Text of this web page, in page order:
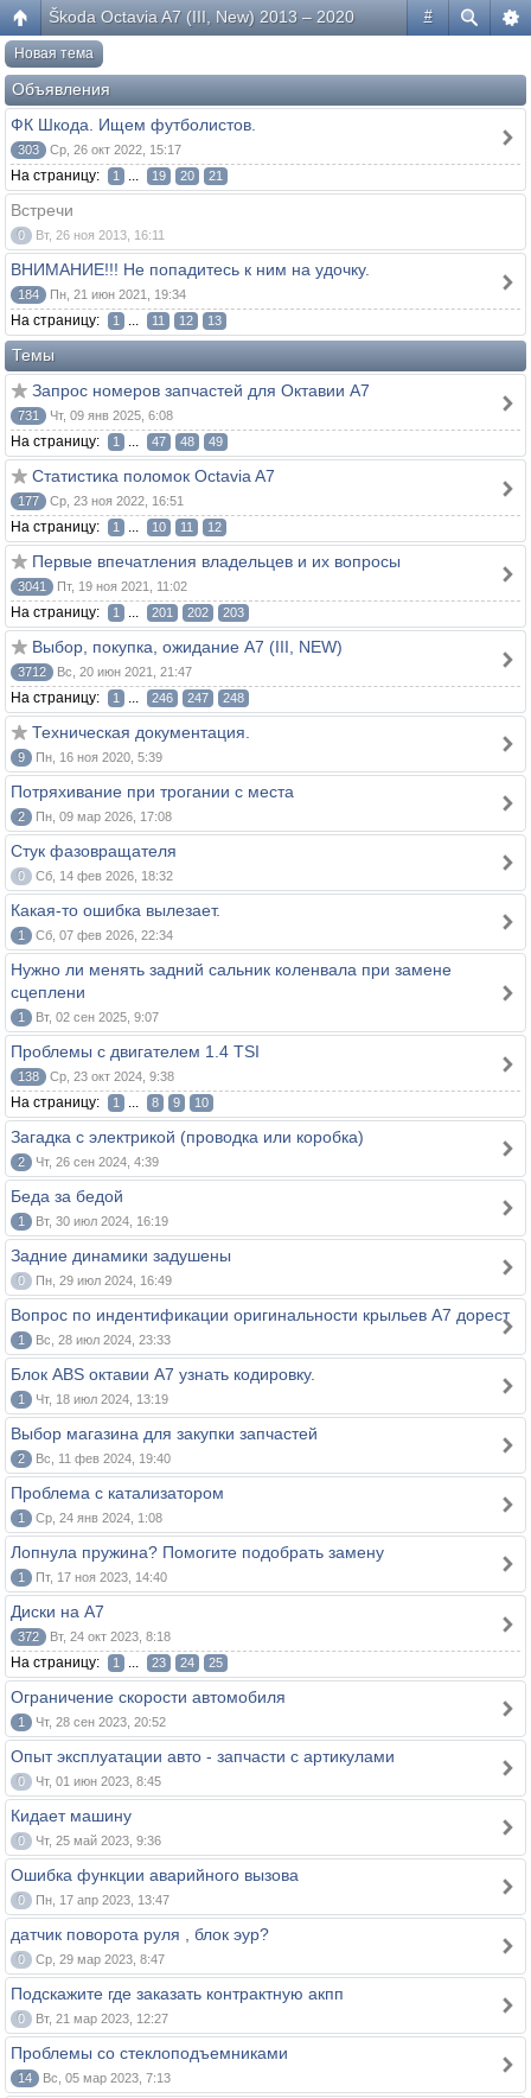
#
Škoda Octavia A7 (III, New) 2013 – 2020
Новая тема
Объявления
ФК Шкода. Ищем футболистов.
303 Ср, 26 окт 2022, 15:17
На страницу: 1 ... 19 20 21
Встречи
0 Вт, 26 ноя 2013, 16:11
ВНИМАНИЕ!!! Не попадитесь к ним на удочку.
184 Пн, 21 июн 2021, 19:34
На страницу: 1 ... 11 12 13
Темы
Запрос номеров запчастей для Октавии А7
731 Чт, 09 янв 2025, 6:08
На страницу: 1 ... 47 48 49
Статистика поломок Octavia A7
177 Ср, 23 ноя 2022, 16:51
На страницу: 1 ... 10 11 12
Первые впечатления владельцев и их вопросы
3041 Пт, 19 ноя 2021, 11:02
На страницу: 1 ... 201 202 203
Выбор, покупка, ожидание A7 (III, NEW)
3712 Вс, 20 июн 2021, 21:47
На страницу: 1 ... 246 247 248
Техническая документация.
9 Пн, 16 ноя 2020, 5:39
Потряхивание при трогании с места
2 Пн, 09 мар 2026, 17:08
Стук фазовращателя
0 Сб, 14 фев 2026, 18:32
Какая-то ошибка вылезает.
1 Сб, 07 фев 2026, 22:34
Нужно ли менять задний сальник коленвала при замене
сцеплени
1 Вт, 02 сен 2025, 9:07
Проблемы с двигателем 1.4 TSI
138 Ср, 23 окт 2024, 9:38
На страницу: 1 ... 8 9 10
Загадка с электрикой (проводка или коробка)
2 Чт, 26 сен 2024, 4:39
Беда за бедой
1 Вт, 30 июл 2024, 16:19
Задние динамики задушены
0 Пн, 29 июл 2024, 16:49
Вопрос по индентификации оригинальности крыльев А7 дорест
1 Вс, 28 июл 2024, 23:33
Блок АВS октавии А7 узнать кодировку.
1 Чт, 18 июл 2024, 13:19
Выбор магазина для закупки запчастей
2 Вс, 11 фев 2024, 19:40
Проблема с катализатором
1 Ср, 24 янв 2024, 1:08
Лопнула пружина? Помогите подобрать замену
1 Пт, 17 ноя 2023, 14:40
Диски на А7
372 Вт, 24 окт 2023, 8:18
На страницу: 1 ... 23 24 25
Ограничение скорости автомобиля
1 Чт, 28 сен 2023, 20:52
Опыт эксплуатации авто - запчасти с артикулами
0 Чт, 01 июн 2023, 8:45
Кидает машину
0 Чт, 25 май 2023, 9:36
Ошибка функции аварийного вызова
0 Пн, 17 апр 2023, 13:47
датчик поворота руля , блок эур?
0 Ср, 29 мар 2023, 8:47
Подскажите где заказать контрактную акпп
0 Вт, 21 мар 2023, 12:27
Проблемы со стеклоподъемниками
14 Вс, 05 мар 2023, 7:13